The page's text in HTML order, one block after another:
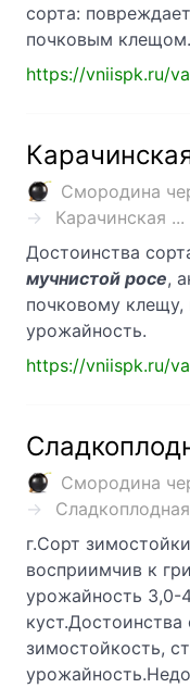
сорта:
почковым клещом.
https://vniispk.ru/
Смородина
Карачинская ...
Достоинства
мучнистой росе,
почковому клещу,
урожайность.
https://vniispk.ru/
Смородина
г.Сорт
восприимчив к
урожайность 3,0-
куст.Достоинства
зимостойкость,